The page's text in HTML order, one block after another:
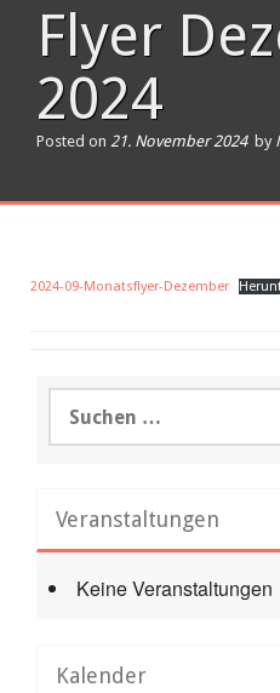
Flyer
2024
Posted on 21. November 2024 by
2024-09-Monatsflyer-Dezember
nach:
Veranstaltungen
Keine Veranstaltungen
Kalender